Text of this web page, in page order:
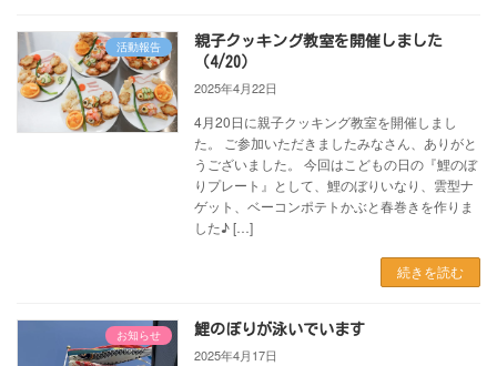
活動報告
親子クッキング教室を開催しました
（4/20）
2025年4月22日
4月20日に親子クッキング教室を開催しまし
た。 ご参加いただきましたみなさん、ありがと
うございました。 今回はこどもの日の『鯉のぼ
りプレート』として、鯉のぼりいなり、雲型ナ
ゲット、ベーコンポテトかぶと春巻きを作りま
した♪ […]
続きを読む
お知らせ 鯉のぼりが泳いでいます
2025年4月17日